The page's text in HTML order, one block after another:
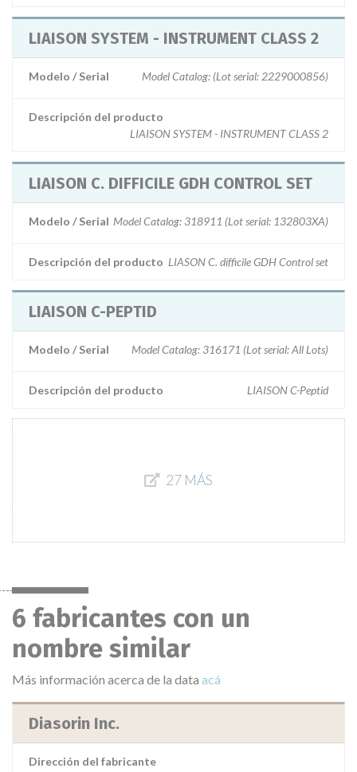
LIAISON SYSTEM - INSTRUMENT CLASS 2
Modelo / Serial Model Catalog: (Lot serial: 2229000856)
Descripción del producto
LIAISON SYSTEM - INSTRUMENT CLASS 2
LIAISON C. DIFFICILE GDH CONTROL SET
Modelo / Serial Model Catalog: 318911 (Lot serial: 132803XA)
Descripción del producto LIASON C. difficile GDH Control set
LIAISON C-PEPTID
Modelo / Serial Model Catalog: 316171 (Lot serial: All Lots)
Descripción del producto LIAISON C-Peptid
27 MÁS
6 fabricantes con un
nombre similar
Más información acerca de la data acá
Diasorin Inc.
Dirección del fabricante